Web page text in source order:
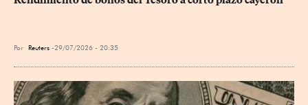
Por Reuters 29/07/2026 - 20:35